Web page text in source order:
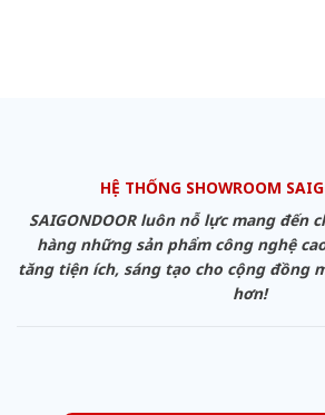
HỆ THỐNG SHOWROOM
SAIGONDOOR luôn nỗ lực mang đến
hàng những sản phẩm công nghệ
tăng tiện ích, sáng tạo cho cộng đồng
hơn!